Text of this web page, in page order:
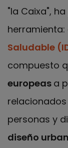
"la Caixa",
herramienta:
Saludable
compuesto
europeas a
personas y
diseño